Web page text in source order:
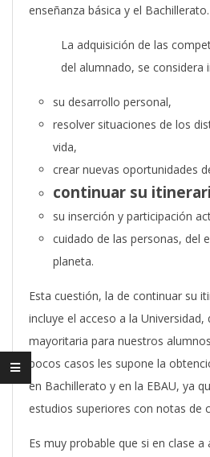
enseñanza básica y el
La adquisición de las
del alumnado, se considera
su desarrollo personal,
resolver situaciones de los
vida,
crear nuevas oportunidades
continuar su
su inserción y participación
cuidado de las personas, del
planeta.
Esta cuestión, la de continuar su
incluye el acceso a la Universidad,
mayoritaria para nuestros
pocos casos les supone la
en Bachillerato y en la EBAU, ya
estudios superiores con notas de
Es muy probable que si en clase